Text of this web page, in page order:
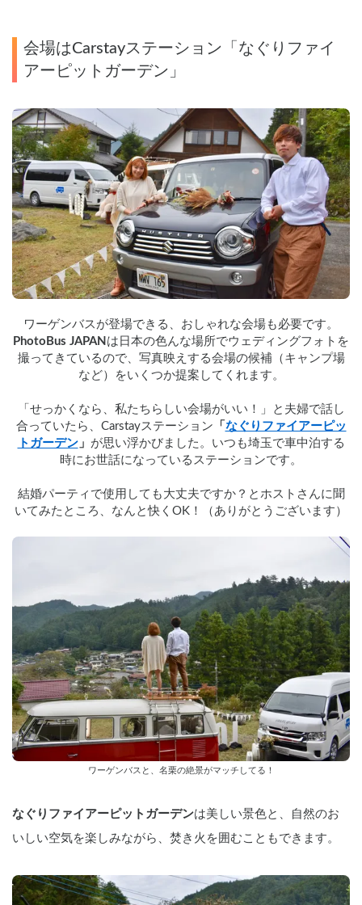
会場はCarstayステーション「なぐりファイ
アーピットガーデン」
ワーゲンバスが登場できる、おしゃれな会場も必要です。
PhotoBus JAPAN は日本の色んな場所でウェディングフォトを
撮ってきているので、写真映えする会場の候補（キャンプ場
など）をいくつか提案してくれます。
「せっかくなら、私たちらしい会場がいい！」と夫婦で話し
合っていたら、Carstayステーション 「 なぐりファイアーピッ
トガーデン」 が思い浮かびました。いつも埼玉で車中泊する
時にお世話になっているステーションです。
結婚パーティで使用しても大丈夫ですか？とホストさんに聞
いてみたところ、なんと快くOK！（ありがとうございます）
ワーゲンバスと、名栗の絶景がマッチしてる！
なぐりファイアーピットガーデンは美しい景色と、自然のお
いしい空気を楽しみながら、焚き火を囲むこともできます。